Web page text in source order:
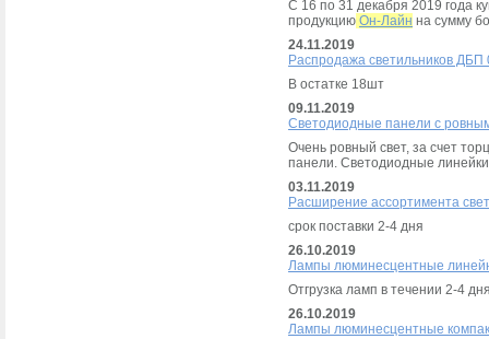
С 16 по 31 декабря 2019 года
продукцию Он-Лайн на сумму
24.11.2019
Распродажа светильников ДБП
В остатке 18шт
09.11.2019
Светодиодные панели с
Очень ровный свет, за счет
панели. Светодиодные
03.11.2019
Расширение ассортимента
срок поставки 2-4 дня
26.10.2019
Лампы люминесцентные
Отгрузка ламп в течении 2-4
26.10.2019
Лампы люминесцентные